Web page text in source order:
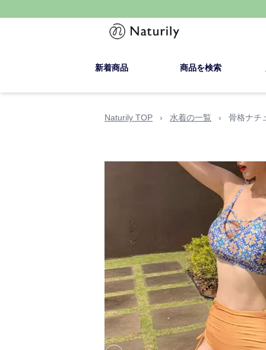
新着商品 商品を検索
Naturily TOP › 水着の一覧 › 骨格ナチ